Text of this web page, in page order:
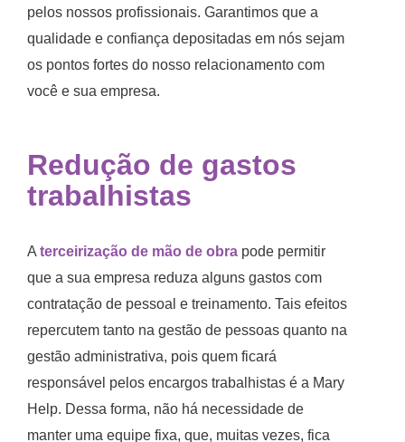
pelos nossos profissionais. Garantimos que a
qualidade e confiança depositadas em nós sejam
os pontos fortes do nosso relacionamento com
você e sua empresa.
Redução de gastos
trabalhistas
A terceirização de mão de obra pode permitir
que a sua empresa reduza alguns gastos com
contratação de pessoal e treinamento. Tais efeitos
repercutem tanto na gestão de pessoas quanto na
gestão administrativa, pois quem ficará
responsável pelos encargos trabalhistas é a Mary
Help. Dessa forma, não há necessidade de
manter uma equipe fixa, que, muitas vezes, fica